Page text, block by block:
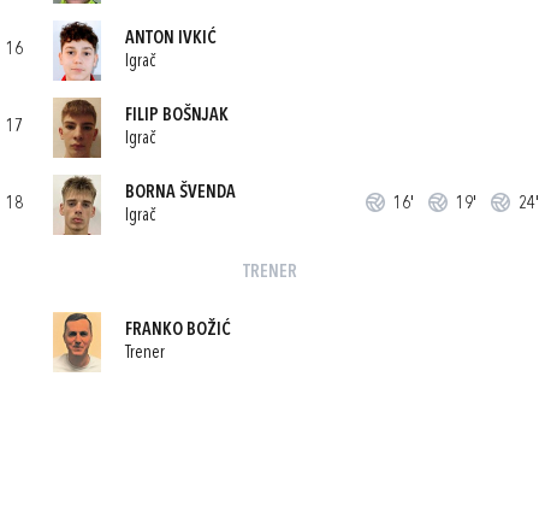
16
ANTON IVKIĆ
Igrač
17
FILIP BOŠNJAK
Igrač
18
BORNA ŠVENDA
Igrač
16' 19' 24'
TRENER
FRANKO BOŽIĆ
Trener